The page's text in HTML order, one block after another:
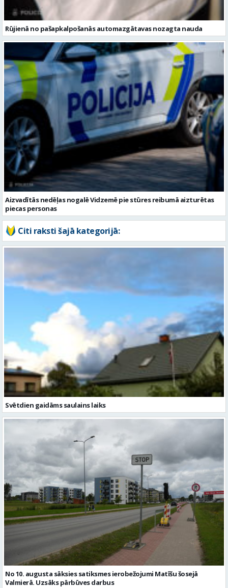
Rūjienā no pašapkalpošanās automazgātavas nozagta nauda
Aizvadītās nedēļas nogalē Vidzemē pie stūres reibumā aizturētas
piecas personas
Citi raksti šajā kategorijā:
Svētdien gaidāms saulains laiks
No 10. augusta sāksies satiksmes ierobežojumi Matīšu šosejā
Valmierā. Uzsāks pārbūves darbus